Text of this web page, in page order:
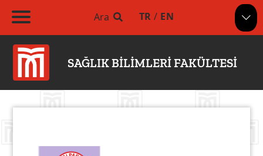
Ara TR / EN
SAĞLIK BİLİMLERİ FAKÜLTESİ